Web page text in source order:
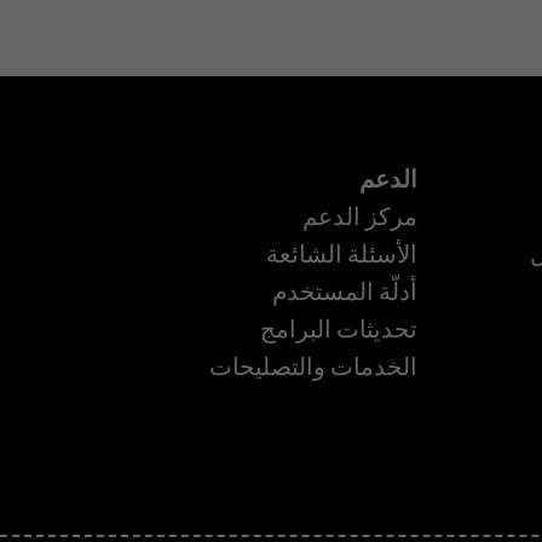
الدعم
مركز الدعم
الأسئلة الشائعة
أدلّة المستخدم
تحديثات البرامج
الخدمات والتصليحات